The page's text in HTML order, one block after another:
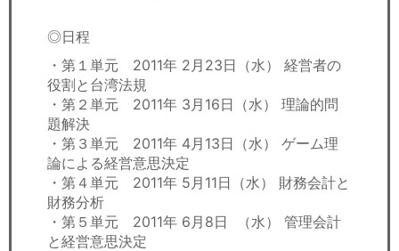
◎日程
・第１単元 2011年 2月23日（水） 経営者の
役割と台湾法規
・第２単元 2011年 3月16日（水） 理論的問
題解決
・第３単元 2011年 4月13日（水） ゲーム理
論による経営意思決定
・第４単元 2011年 5月11日（水） 財務会計と
財務分析
・第５単元 2011年 6月8日 （水） 管理会計
と経営意思決定